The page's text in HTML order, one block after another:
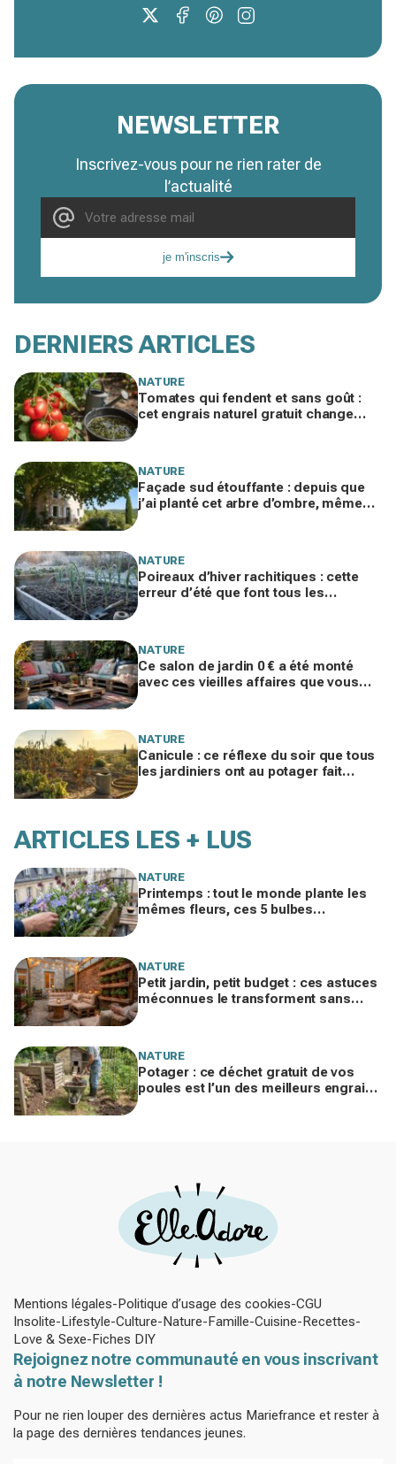
NEWSLETTER
Inscrivez-vous pour ne rien rater de
l’actualité
je m'inscris
DERNIERS ARTICLES
NATURE
Tomates qui fendent et sans goût :
cet engrais naturel gratuit change
NATURE
Façade sud étouffante : depuis que
j’ai planté cet arbre d’ombre, même
NATURE
Poireaux d’hiver rachitiques : cette
erreur d’été que font tous les
NATURE
Ce salon de jardin 0 € a été monté
avec ces vieilles affaires que vous
NATURE
Canicule : ce réflexe du soir que tous
les jardiniers ont au potager fait
ARTICLES LES + LUS
NATURE
Printemps : tout le monde plante les
mêmes fleurs, ces 5 bulbes
NATURE
Petit jardin, petit budget : ces astuces
méconnues le transforment sans
NATURE
Potager : ce déchet gratuit de vos
poules est l’un des meilleurs engrais
Mentions légales Politique d’usage des cookies CGU
Insolite Lifestyle Culture Nature Famille Cuisine Recettes
Love & Sexe Fiches DIY
Rejoignez notre communauté en vous inscrivant
à notre Newsletter !
Pour ne rien louper des dernières actus Mariefrance et rester à
la page des dernières tendances jeunes.